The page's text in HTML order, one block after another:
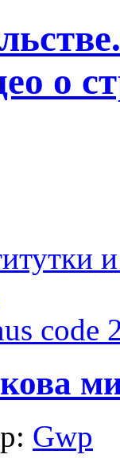
о
code
Gwp